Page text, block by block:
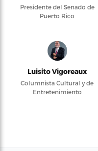
Presidente del Senado de
Puerto Rico
Luisito Vigoreaux
Columnista Cultural y de
Entretenimiento